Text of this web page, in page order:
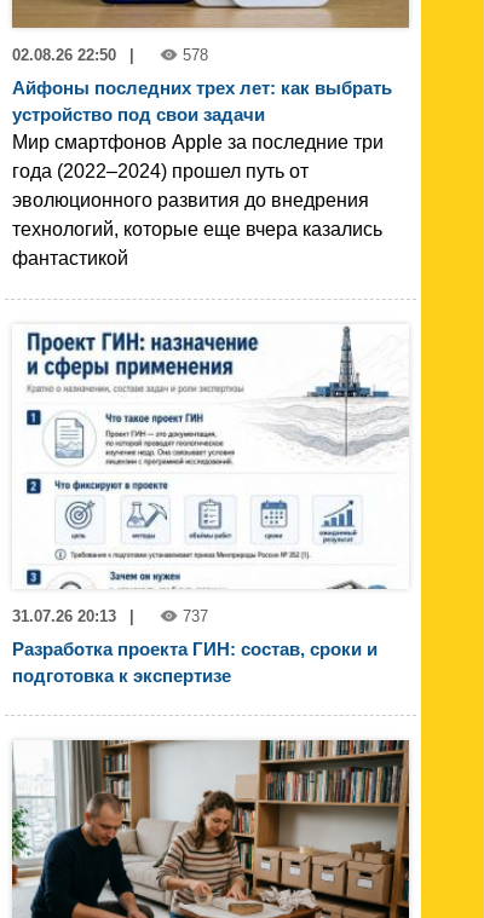
02.08.26 22:50 578
Айфоны последних трех лет: как выбрать
устройство под свои задачи
Мир смартфонов Apple за последние три
года (2022–2024) прошел путь от
эволюционного развития до внедрения
технологий, которые еще вчера казались
фантастикой
31.07.26 20:13 737
Разработка проекта ГИН: состав, сроки и
подготовка к экспертизе